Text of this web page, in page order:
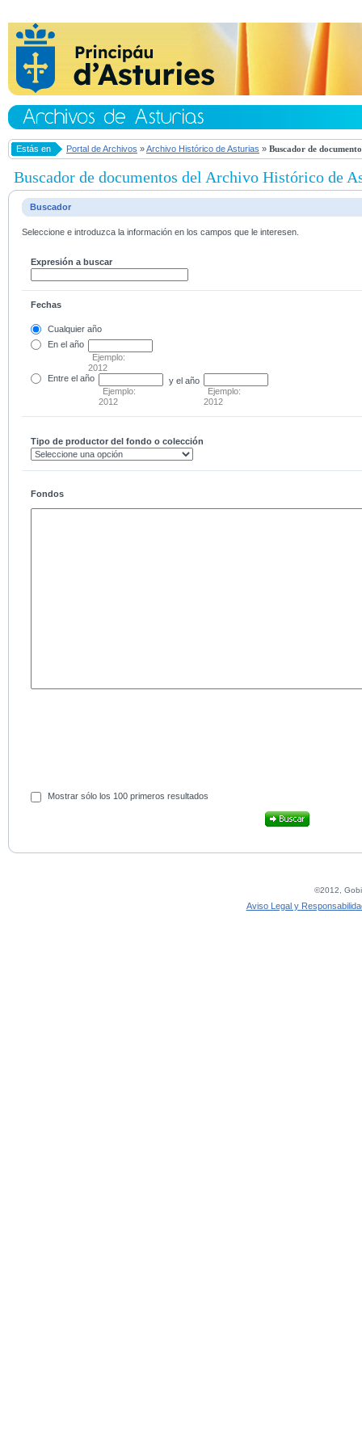
Estás en Portal de Archivos »Archivo Histórico de Asturias » Buscador de
Buscador de documentos del Archivo Histórico de
Buscador
Seleccione e introduzca la información en los campos que le interesen.
Expresión a buscar
Fechas
Cualquier año
En el año
Ejemplo:
2012
Entre el año
Ejemplo:
2012
y el año
Ejemplo:
2012
Tipo de productor del fondo o colección
Fondos
Mostrar sólo los 100 primeros resultados
©2012,
Aviso Legal y